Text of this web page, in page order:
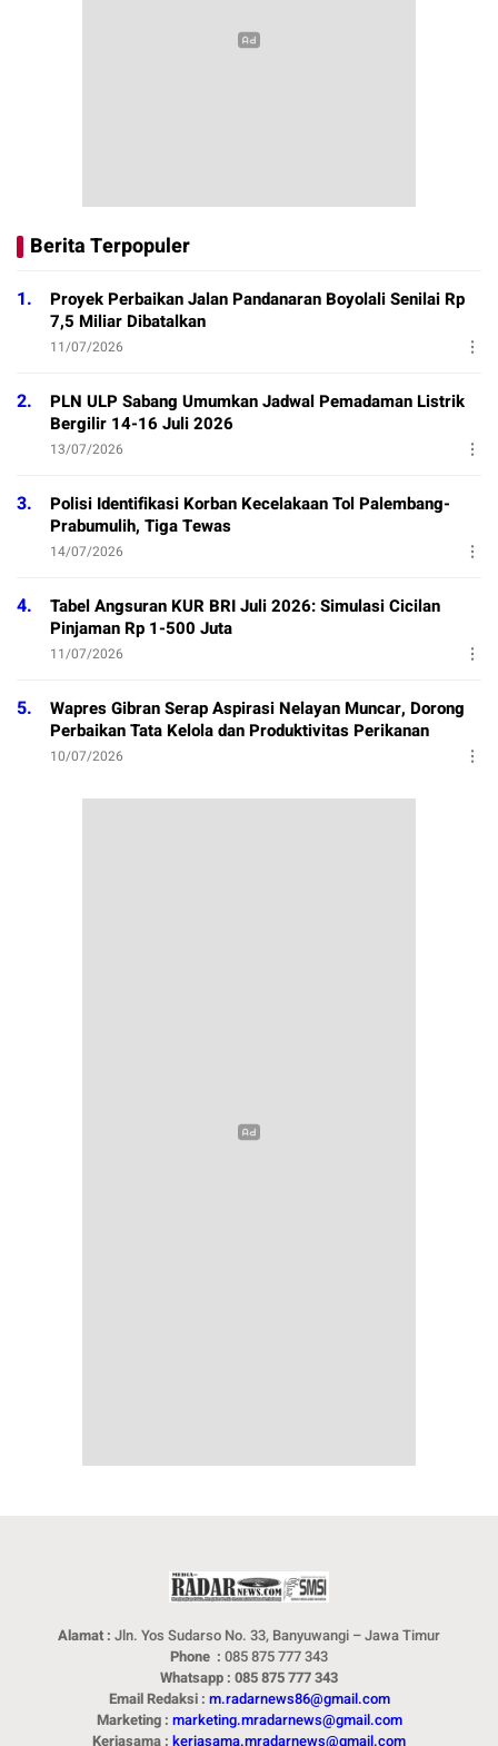
Berita Terpopuler
1.
Proyek Perbaikan Jalan Pandanaran Boyolali Senilai Rp
7,5 Miliar Dibatalkan
11/07/2026
2.
PLN ULP Sabang Umumkan Jadwal Pemadaman Listrik
Bergilir 14-16 Juli 2026
13/07/2026
3.
Polisi Identifikasi Korban Kecelakaan Tol Palembang-
Prabumulih, Tiga Tewas
14/07/2026
4.
Tabel Angsuran KUR BRI Juli 2026: Simulasi Cicilan
Pinjaman Rp 1-500 Juta
11/07/2026
5.
Wapres Gibran Serap Aspirasi Nelayan Muncar, Dorong
Perbaikan Tata Kelola dan Produktivitas Perikanan
10/07/2026
Alamat : Jln. Yos Sudarso No. 33, Banyuwangi – Jawa Timur
Phone : 085 875 777 343
Whatsapp : 085 875 777 343
Email Redaksi : m.radarnews86@gmail.com
Marketing : marketing.mradarnews@gmail.com
Kerjasama : kerjasama.mradarnews@gmail.com